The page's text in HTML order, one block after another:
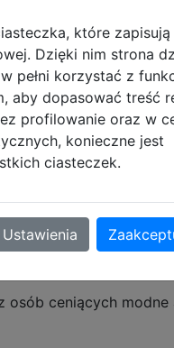
temperówka z
i jumbo
wzrok, a
temperowanie jest
ceniących
które zapisują
Dzięki nim strona
pełni korzystać z
aby dopasować treść
profilowanie oraz w
konieczne jest
ciasteczek.
Ustawienia